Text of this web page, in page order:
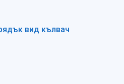
вид кълвач